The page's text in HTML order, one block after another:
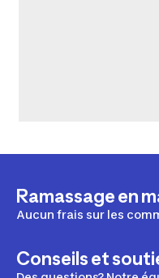
Ramassage en
Aucun frais sur les
Conseils et